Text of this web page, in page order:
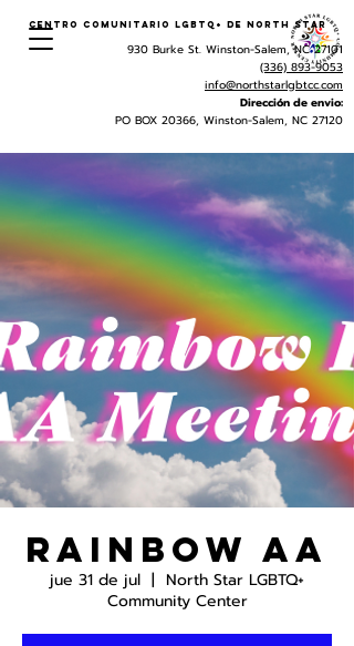
Centro Comunitario LGBTQ+ de North Star
930 Burke St. Winston-Salem, NC 27101
(336) 893-9053
info@northstarlgbtcc.com
Dirección de envio:
PO BOX 20366, Winston-Salem, NC 27120
Rainbow AA
jue 31 de jul
  |
North Star LGBTQ+
Community Center